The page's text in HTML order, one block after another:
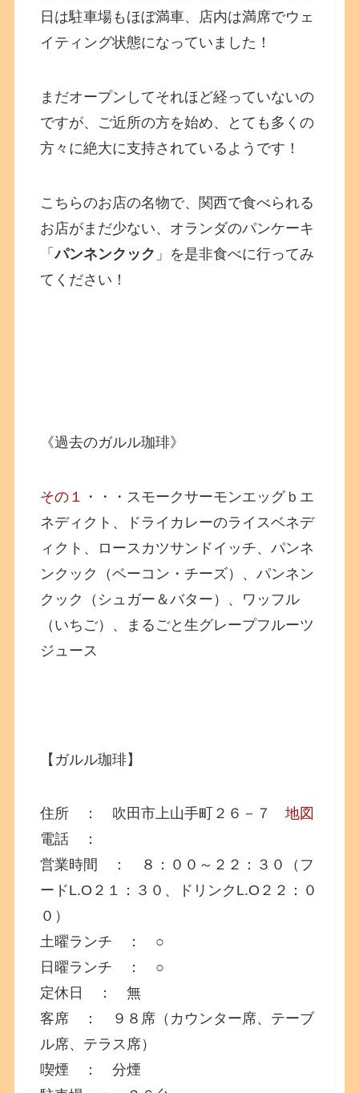
日は駐車場もほぼ満車、店内は満席でウェ
イティング状態になっていました！
まだオープンしてそれほど経っていないの
ですが、ご近所の方を始め、とても多くの
方々に絶大に支持されているようです！
こちらのお店の名物で、関西で食べられる
お店がまだ少ない、オランダのパンケーキ
「パンネンクック 」を是非食べに行ってみ
てください！
《過去のガルル珈琲》
その１ ・・・スモークサーモンエッグｂエ
ネディクト、ドライカレーのライスベネデ
ィクト、ロースカツサンドイッチ、パンネ
ンクック（ベーコン・チーズ）、パンネン
クック（シュガー＆バター）、ワッフル
（いちご）、まるごと生グレープフルーツ
ジュース
【ガルル珈琲】
住所 ： 吹田市上山手町２６－７地図
電話 ：
営業時間 ： ８：００～２２：３０（フ
ードL.O２１：３０、ドリンクL.O２２：０
０）
土曜ランチ ： ○
日曜ランチ ： ○
定休日 ： 無
客席 ： ９８席（カウンター席、テーブ
ル席、テラス席）
喫煙 ： 分煙